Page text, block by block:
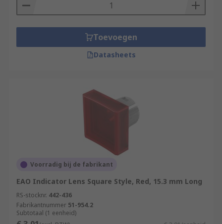
Toevoegen
Datasheets
Voorradig bij de fabrikant
EAO Indicator Lens Square Style, Red, 15.3 mm Long
RS-stocknr. 442-436
Fabrikantnummer 51-954.2
Subtotaal (1 eenheid)